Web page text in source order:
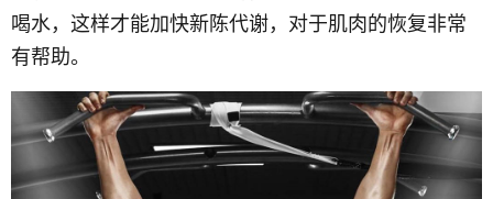
喝水，这样才能加快新陈代谢，对于肌肉的恢复非常
有帮助。